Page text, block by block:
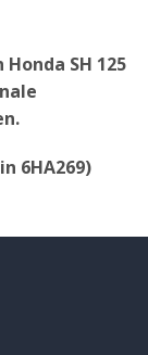
SH 125
6HA269)